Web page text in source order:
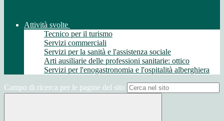
Attività svolte
Tecnico per il turismo
Servizi commerciali
Servizi per la sanità e l'assistenza sociale
Arti ausiliarie delle professioni sanitarie: ottico
Servizi per l'enogastronomia e l'ospitalità alberghiera
Campo di ricerca per le pagine del sito